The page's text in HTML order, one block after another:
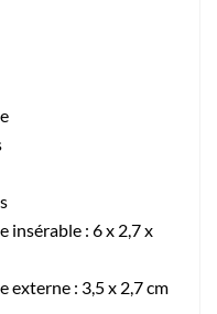
insérable : 6 x 2,7 x
externe : 3,5 x 2,7 cm